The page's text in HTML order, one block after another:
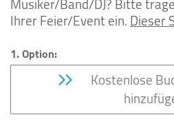
Ihrer Feier/Event ein.Dieser
1. Option:
Kostenlose